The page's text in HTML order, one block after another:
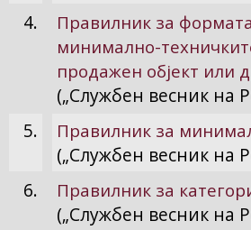
4.
Правилник за
минимално-
продажен објект или
(„Службен весник на
5.
Правилник за
(„Службен весник на
6.
Правилник за
(„Службен весник на